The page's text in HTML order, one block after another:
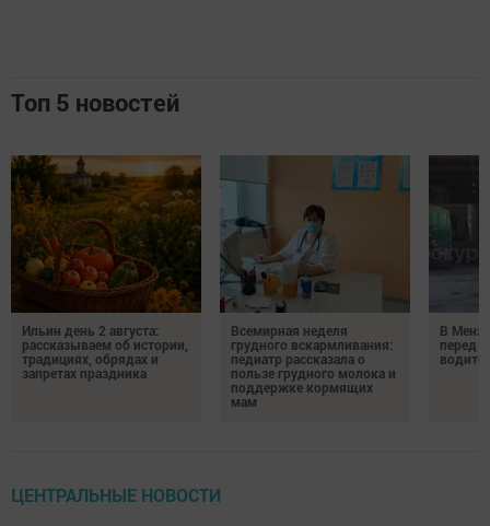
Топ 5 новостей
Ильин день 2 августа:
рассказываем об истории,
традициях, обрядах и
запретах праздника
Всемирная неделя
грудного вскармливания:
педиатр рассказала о
пользе грудного молока и
поддержке кормящих
мам
В
перед
ЦЕНТРАЛЬНЫЕ НОВОСТИ